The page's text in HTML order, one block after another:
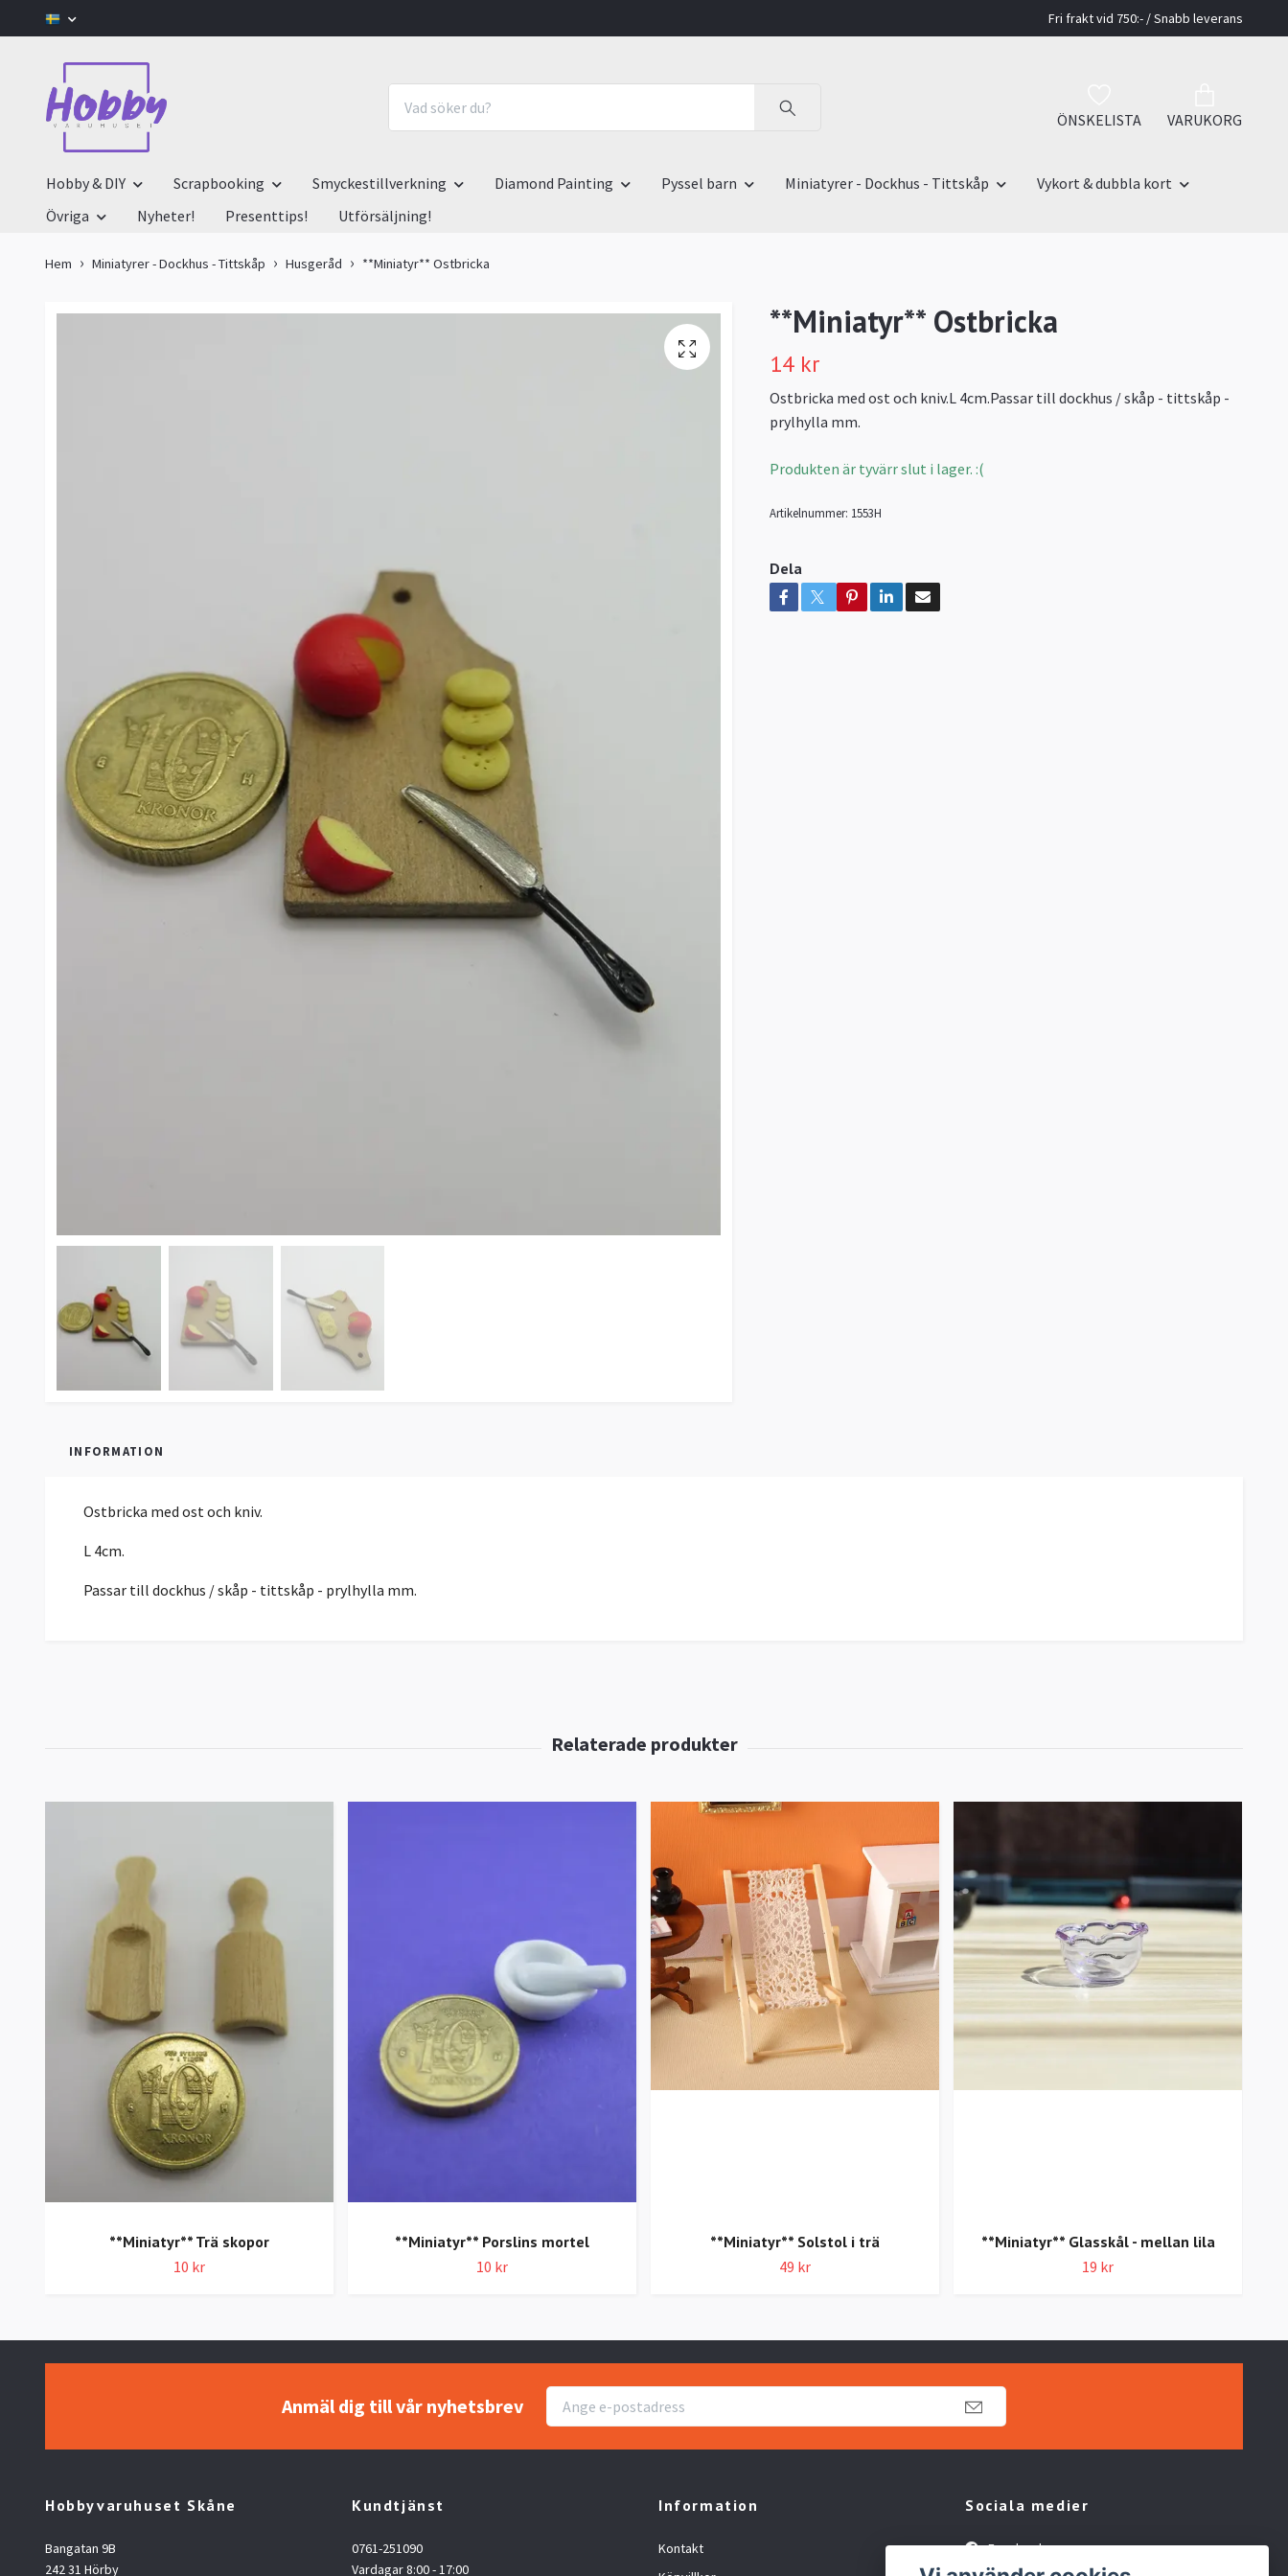
Fri frakt vid 750:- / Snabb leverans
ÖNSKELISTA VARUKORG
Hobby & DIY Scrapbooking Smyckestillverkning Diamond Painting Pyssel barn Miniatyrer - Dockhus - Tittskåp
Vykort & dubbla kort
Övriga
Nyheter! Presenttips! Utförsäljning!
Hem Miniatyrer - Dockhus - Tittskåp Husgeråd **Miniatyr** Ostbricka
**Miniatyr** Ostbricka
14 kr
Ostbricka med ost och kniv.L 4cm.Passar till dockhus / skåp - tittskåp -
prylhylla mm.
Produkten är tyvärr slut i lager. :(
Artikelnummer: 1553H
Dela
INFORMATION
Ostbricka med ost och kniv.
L 4cm.
Passar till dockhus / skåp - tittskåp - prylhylla mm.
**Miniatyr** Trä skopor
10 kr
**Miniatyr** Porslins mortel
10 kr
**Miniatyr** Solstol i trä
49 kr
**Miniatyr** Glasskål - mellan lila
19 kr
Anmäl dig till vår nyhetsbrev
Hobbyvaruhuset Skåne
Bangatan 9B
242 31 Hörby
Kundtjänst
0761-251090
Vardagar 8:00 - 17:00
Information
Kontakt
Sociala medier
Facebook